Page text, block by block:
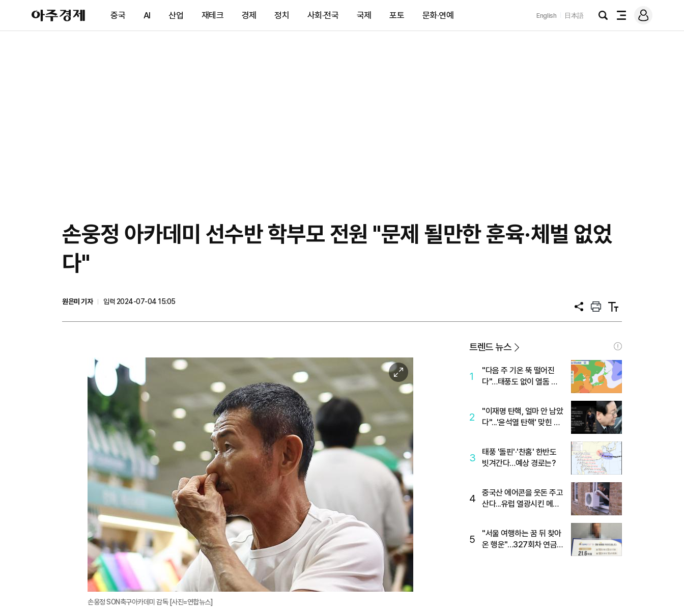
아
주
제
중국 AI 산업 재테크 경제 정치 사회·전국 국제 포토 문화·연예 English 日本語
검
전
메
그
손웅정 아카데미 선수반 학부모 전원 "문제 될만한 훈육·체벌 없었
다"
원은미 기자
입력 2024-07-04 15:05
공
프
트
텍
트
이
미
확
손웅정 SON축구아카데미 감독 [사진=연합뉴스]
트렌드 뉴스
1
"다음 주 기온 뚝 떨어진
다"…태풍도 없이 열돔 박
2
"이재명 탄핵, 얼마 안 남았
다"...'윤석열 탄핵' 맞힌 무
3
태풍 '돌핀'·'찬홈' 한반도
빗겨간다…예상 경로는?
4
중국산 에어콘을 웃돈 주고
산다...유럽 열광시킨 메이
5
"서울 여행하는 꿈 뒤 찾아
온 행운"…327회차 연금